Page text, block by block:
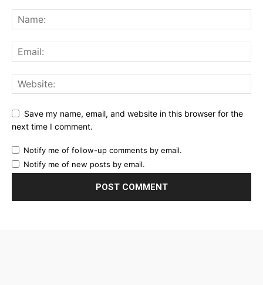
Save my name, email, and website in this browser for the
next time I comment.
Notify me of follow-up comments by email.
Notify me of new posts by email.